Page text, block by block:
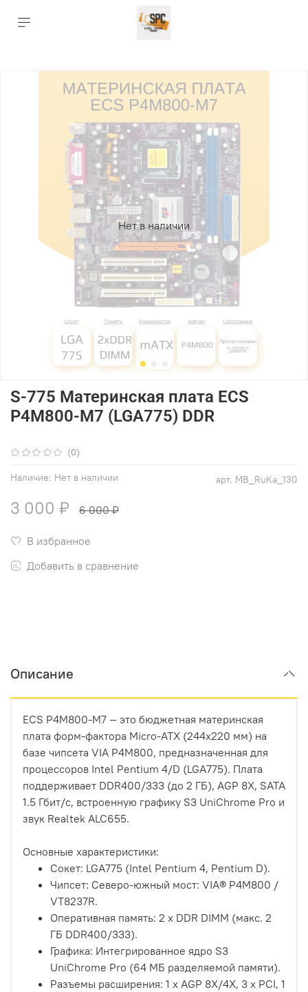
Нет в наличии
(0)
арт. MB_RuKa_130
Наличие: Нет в наличии
S-775 Материнская плата ECS
P4M800-M7 (LGA775) DDR
3 000 ₽ 6 000 ₽
В избранное
Добавить в сравнение
Описание
ECS P4M800-M7 — это бюджетная материнская
плата форм-фактора Micro-ATX (244x220 мм) на
базе чипсета VIA P4M800, предназначенная для
процессоров Intel Pentium 4/D (LGA775). Плата
поддерживает DDR400/333 (до 2 ГБ), AGP 8X, SATA
1.5 Гбит/с, встроенную графику S3 UniChrome Pro и
звук Realtek ALC655.
Основные характеристики:
Сокет: LGA775 (Intel Pentium 4, Pentium D).
Чипсет: Северо-южный мост: VIA® P4M800 /
VT8237R.
Оперативная память: 2 x DDR DIMM (макс. 2
ГБ DDR400/333).
Графика: Интегрированное ядро S3
UniChrome Pro (64 МБ разделяемой памяти).
Разъемы расширения: 1 x AGP 8X/4X, 3 x PCI, 1